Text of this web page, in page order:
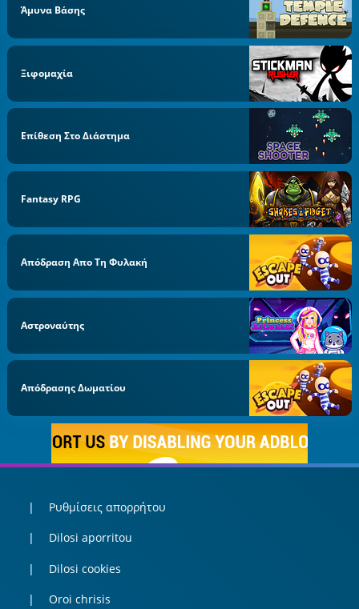
Άμυνα Βάσης
Ξιφομαχία
Επίθεση Στο Διάστημα
Fantasy RPG
Απόδραση Απο Τη Φυλακή
Αστροναύτης
Απόδρασης Δωματίου
Ρυθμίσεις απορρήτου
Dilosi aporritou
Dilosi cookies
Oroi chrisis